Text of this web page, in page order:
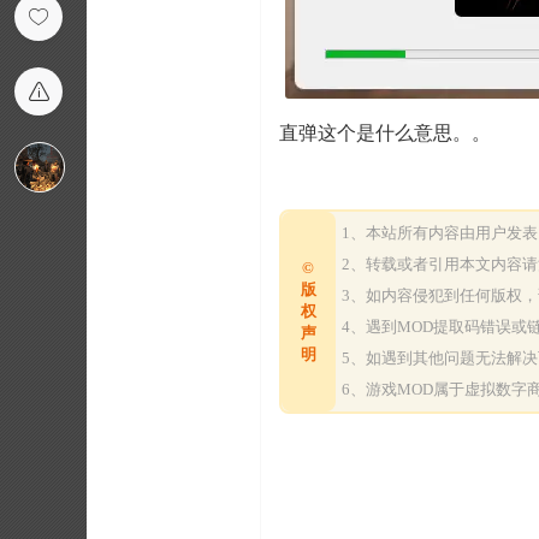
直弹这个是什么意思。。
©
版
权
声
明
1、本站所有内容由用户发
2、转载或者引用本文内容
3、如内容侵犯到任何版权
4、遇到MOD提取码错误或
5、如遇到其他问题无法解
6、游戏MOD属于虚拟数字